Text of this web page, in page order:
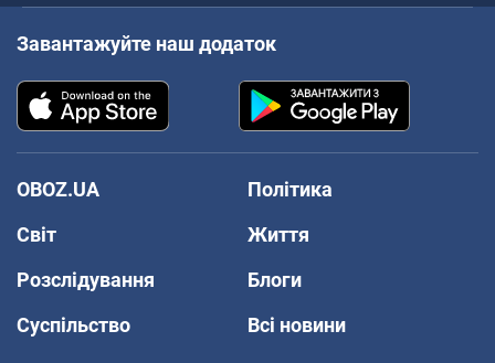
Завантажуйте наш додаток
OBOZ.UA
Політика
Світ
Життя
Розслідування
Блоги
Суспільство
Всі новини